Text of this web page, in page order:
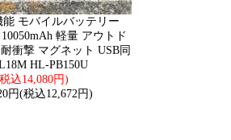
能 モバイルバッテリー
軽量 アウトド
衝撃 マグネット USB同
HL-PB150U
込14,080円)
円(税込12,672円)